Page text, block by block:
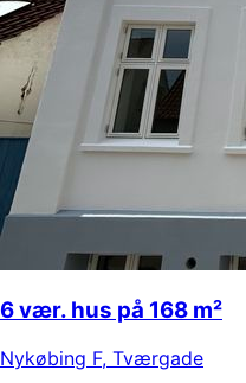
6 vær. hus på 168 m²
Nykøbing F, Tværgade